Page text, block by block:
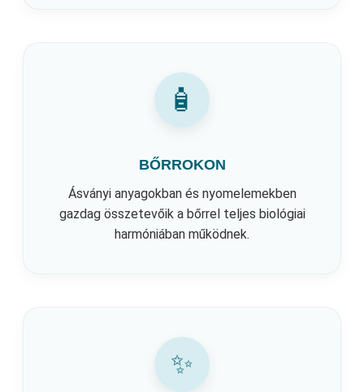
🧴
BŐRROKON
Ásványi anyagokban és nyomelemekben
gazdag összetevőik a bőrrel teljes biológiai
harmóniában működnek.
✨